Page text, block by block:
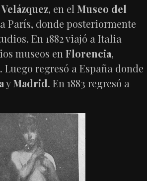
Velázquez, en elMuseo del
París, donde posteriormente
En 1882 viajó a Italia
museos enFlorencia,
. Luego regresó a España donde
yMadrid. En 1883 regresó a